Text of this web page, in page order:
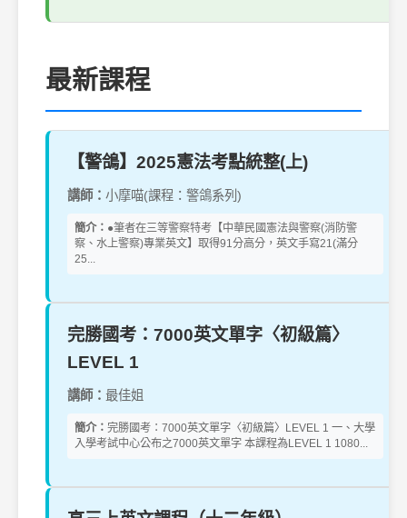
最新課程
【警鴿】2025憲法考點統整(上)
講師： 小摩喵(課程：警鴿系列)
簡介： ●筆者在三等警察特考【中華民國憲法與警察(消防警
察、水上警察)專業英文】取得91分高分，英文手寫21(滿分
25...
完勝國考：7000英文單字〈初級篇〉
LEVEL 1
講師： 最佳姐
簡介： 完勝國考：7000英文單字〈初級篇〉LEVEL 1 一、大學
入學考試中心公布之7000英文單字 本課程為LEVEL 1 1080...